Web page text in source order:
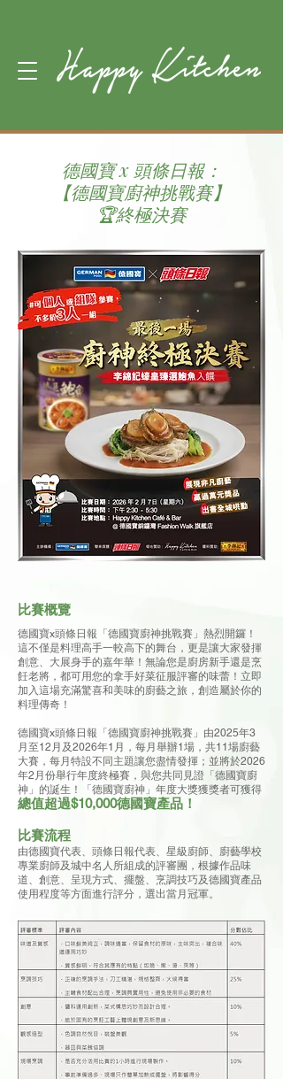
德國寶 x 頭條日報：
【德國寶廚神挑戰賽】
🏆終極決賽
比賽概覽
德國寶x頭條日報「德國寶廚神挑戰賽」熱烈開鑼！
這不僅是料理高手一較高下的舞台，更是讓大家發揮
創意、大展身手的嘉年華！無論您是廚房新手還是烹
飪老將，都可用您的拿手好菜征服評審的味蕾！立即
加入這場充滿驚喜和美味的廚藝之旅，創造屬於你的
料理傳奇！
德國寶x頭條日報「德國寶廚神挑戰賽」由2025年3
月至12月及2026年1月，每月舉辦1場，共11場廚藝
大賽，每月特設不同主題讓您盡情發揮；並將於2026
年2月份舉行年度終極賽，與您共同見證「德國寶廚
神」的誕生！「德國寶廚神」年度大獎獲獎者可獲得
總值超過$10,000德國寶產品！
比賽流程
由德國寶代表、頭條日報代表、星級廚師、廚藝學校
專業廚師及城中名人所組成的評審團，根據作品味
道、創意、呈現方式、擺盤、烹調技巧及德國寶產品
使用程度等方面進行評分，選出當月冠軍。